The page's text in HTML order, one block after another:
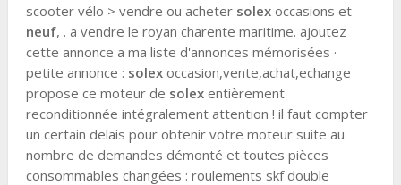
scooter vélo > vendre ou acheter solexoccasions et
neuf, . a vendre le royan charente maritime. ajoutez
cette annonce a ma liste d'annonces mémorisées ·
petite annonce : solexoccasion,vente,achat,echange
propose ce moteur de solexentièrement
reconditionnée intégralement attention ! il faut compter
un certain delais pour obtenir votre moteur suite au
nombre de demandes démonté et toutes pièces
consommables changées : roulements skf double